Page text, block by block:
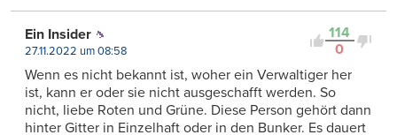
114
0
Ein Insider
27.11.2022 um 08:58
Wenn es nicht bekannt ist, woher ein Verwaltiger her
ist, kann er oder sie nicht ausgeschafft werden. So
nicht, liebe Roten und Grüne. Diese Person gehört dann
hinter Gitter in Einzelhaft oder in den Bunker. Es dauert